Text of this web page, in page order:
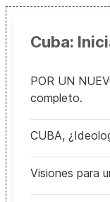
Cuba:
POR UN
completo.
CUBA,
Visiones para